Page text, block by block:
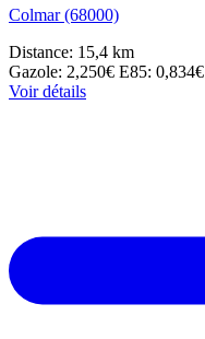
Colmar (68000)
Distance: 15,4 km
Gazole: 2,250€ E85: 0,834€
Voir détails